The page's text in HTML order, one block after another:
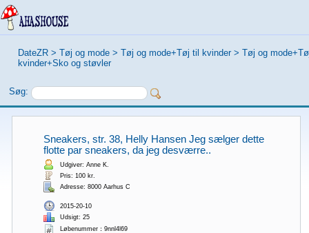
DateZR > Tøj og mode > Tøj og mode+Tøj til kvinder > Tøj og
kvinder+Sko og støvler
Søg:
Sneakers, str. 38, Helly Hansen Jeg sælger dette
flotte par sneakers, da jeg desværre..
Udgiver: Anne K.
Pris: 100 kr.
Adresse: 8000 Aarhus C
2015-20-10
Udsigt: 25
Løbenummer：9nnl4l69